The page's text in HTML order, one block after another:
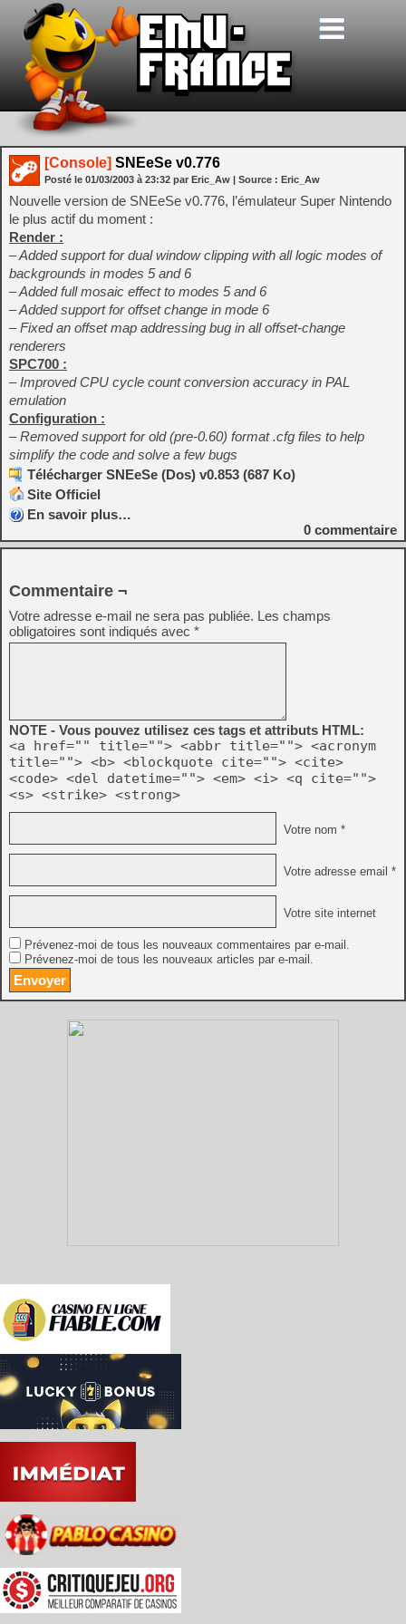
[Console] SNEeSe v0.776
Posté le 01/03/2003 à 23:32 par Eric_Aw | Source : Eric_Aw
Nouvelle version de SNEeSe v0.776, l’émulateur Super Nintendo
le plus actif du moment :
Render :
– Added support for dual window clipping with all logic modes of
backgrounds in modes 5 and 6
– Added full mosaic effect to modes 5 and 6
– Added support for offset change in mode 6
– Fixed an offset map addressing bug in all offset-change
renderers
SPC700 :
– Improved CPU cycle count conversion accuracy in PAL
emulation
Configuration :
– Removed support for old (pre-0.60) format .cfg files to help
simplify the code and solve a few bugs
Télécharger SNEeSe (Dos) v0.853 (687 Ko)
Site Officiel
En savoir plus…
0 commentaire
Commentaire ¬
Votre adresse e-mail ne sera pas publiée. Les champs
obligatoires sont indiqués avec *
NOTE - Vous pouvez utilisez ces tags et attributs HTML:
<a href="" title=""> <abbr title=""> <acronym
title=""> <b> <blockquote cite=""> <cite>
<code> <del datetime=""> <em> <i> <q cite="">
<s> <strike> <strong>
Votre nom *
Votre adresse email *
Votre site internet
Prévenez-moi de tous les nouveaux commentaires par e-mail.
Prévenez-moi de tous les nouveaux articles par e-mail.